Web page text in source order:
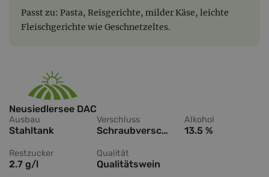
Passt zu: Pasta, Reisgerichte, milder Käse, leichte
Fleischgerichte wie Geschnetzeltes.
Neusiedlersee DAC
Ausbau
Stahltank
Verschluss
Schraubverschluss
Alkohol
13.5 %
Restzucker
2.7 g/l
Qualität
Qualitätswein